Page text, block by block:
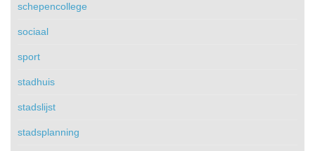
schepencollege
sociaal
sport
stadhuis
stadslijst
stadsplanning